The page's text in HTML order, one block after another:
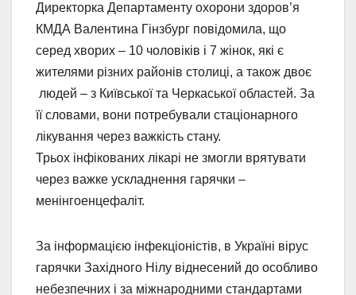
Директорка Департаменту охорони здоров’я
КМДА Валентина Гінзбург повідомила, що
серед хворих – 10 чоловіків і 7 жінок, які є
жителями різних районів столиці, а також двоє
людей – з Київської та Черкаської областей. За
її словами, вони потребували стаціонарного
лікування через важкість стану.
Трьох інфікованих лікарі не змогли врятувати
через важке ускладнення гарячки –
менінгоенцефаліт.
За інформацією інфекціоністів, в Україні вірус
гарячки Західного Нілу віднесений до особливо
небезпечних і за міжнародними стандартами